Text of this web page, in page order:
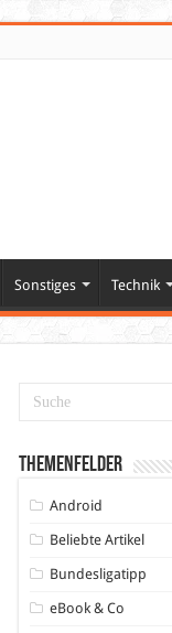
Sonstiges Technik
Themenfelder
Android
Beliebte Artikel
Bundesligatipp
eBook & Co